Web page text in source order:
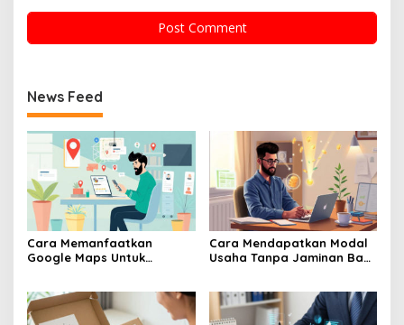
News Feed
Cara Memanfaatkan
Google Maps Untuk
Cara Mendapatkan Modal
Usaha Tanpa Jaminan Bagi